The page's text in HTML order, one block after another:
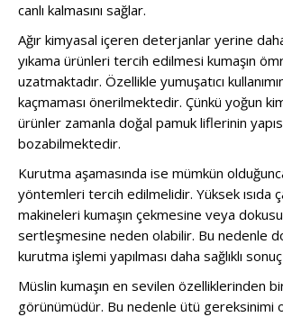
canlı kalmasını sağlar.
Ağır kimyasal içeren deterjanlar yerine
yıkama ürünleri tercih edilmesi kumaşın
uzatmaktadır. Özellikle yumuşatıcı
kaçmaması önerilmektedir. Çünkü yoğun
ürünler zamanla doğal pamuk liflerinin
bozabilmektedir.
Kurutma aşamasında ise mümkün
yöntemleri tercih edilmelidir. Yüksek ısıda
makineleri kumaşın çekmesine veya
sertleşmesine neden olabilir. Bu nedenle
kurutma işlemi yapılması daha sağlıklı
Müslin kumaşın en sevilen özelliklerinden biri
görünümüdür. Bu nedenle ütü gereksinimi